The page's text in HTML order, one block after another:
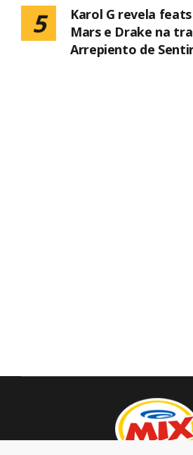
5
Karol G revela
Mars e Drake na
Arrepiento de